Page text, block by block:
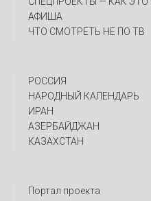
АФИША
ЧТО СМОТРЕТЬ НЕ ПО ТВ
РОССИЯ
НАРОДНЫЙ КАЛЕНДАРЬ
ИРАН
АЗЕРБАЙДЖАН
КАЗАХСТАН
Портал проекта